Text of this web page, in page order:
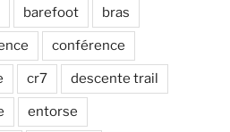
barefoot bras
conférence
cr7 descente trail
entorse